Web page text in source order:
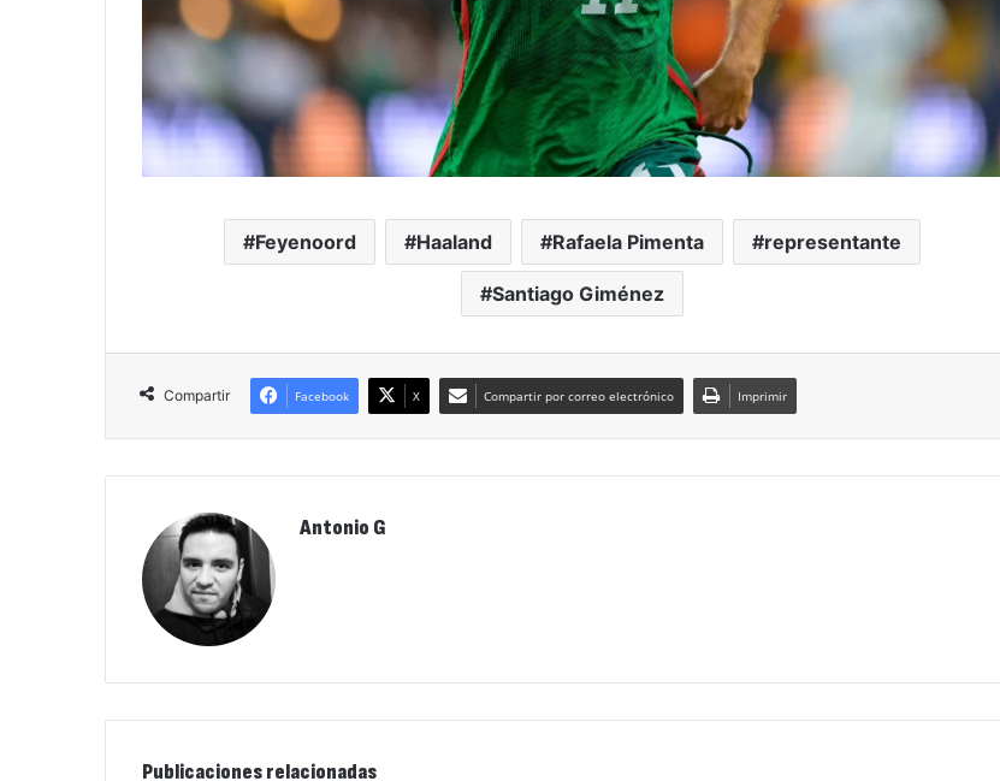
Feyenoord Haaland Rafaela Pimenta representante
Santiago Giménez
Compartir Facebook X Compartir por correo electrónico Imprimir
Antonio G
Publicaciones relacionadas